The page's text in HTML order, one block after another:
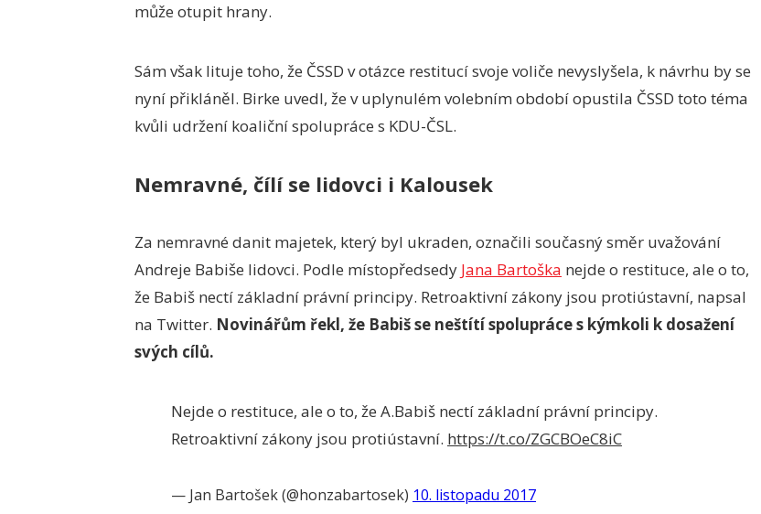
může otupit hrany.
Sám však lituje toho, že ČSSD v otázce restitucí svoje voliče nevyslyšela, k návrhu by se
nyní přikláněl. Birke uvedl, že v uplynulém volebním období opustila ČSSD toto téma
kvůli udržení koaliční spolupráce s KDU-ČSL.
Nemravné, čílí se lidovci i Kalousek
Za nemravné danit majetek, který byl ukraden, označili současný směr uvažování
Andreje Babiše lidovci. Podle místopředsedy Jana Bartoška nejde o restituce, ale o to,
že Babiš nectí základní právní principy. Retroaktivní zákony jsou protiústavní, napsal
na Twitter. Novinářům řekl, že Babiš se neštítí spolupráce s kýmkoli k dosažení
svých cílů.
Nejde o restituce, ale o to, že A.Babiš nectí základní právní principy.
Retroaktivní zákony jsou protiústavní. https://t.co/ZGCBOeC8iC
— Jan Bartošek (@honzabartosek) 10. listopadu 2017